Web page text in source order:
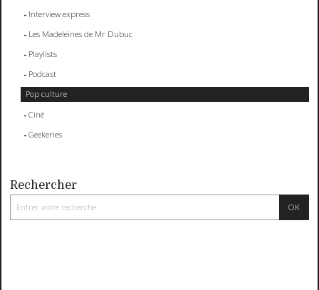
Interview express
Les Madeleines de Mr Dubuc
Playlists
Podcast
Pop culture
Ciné
Geekeries
Rechercher